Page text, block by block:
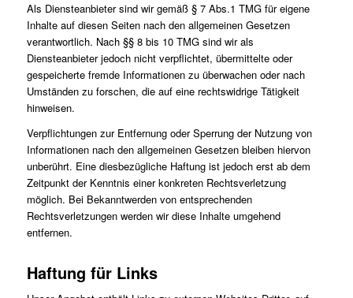
Als Diensteanbieter sind wir gemäß § 7 Abs.1 TMG für eigene
Inhalte auf diesen Seiten nach den allgemeinen Gesetzen
verantwortlich. Nach §§ 8 bis 10 TMG sind wir als
Diensteanbieter jedoch nicht verpflichtet, übermittelte oder
gespeicherte fremde Informationen zu überwachen oder nach
Umständen zu forschen, die auf eine rechtswidrige Tätigkeit
hinweisen.
Verpflichtungen zur Entfernung oder Sperrung der Nutzung von
Informationen nach den allgemeinen Gesetzen bleiben hiervon
unberührt. Eine diesbezügliche Haftung ist jedoch erst ab dem
Zeitpunkt der Kenntnis einer konkreten Rechtsverletzung
möglich. Bei Bekanntwerden von entsprechenden
Rechtsverletzungen werden wir diese Inhalte umgehend
entfernen.
Haftung für Links